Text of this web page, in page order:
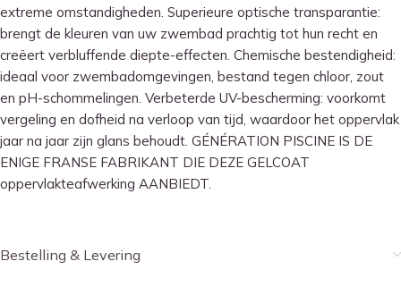
extreme omstandigheden. Superieure optische transparantie:
brengt de kleuren van uw zwembad prachtig tot hun recht en
creëert verbluffende diepte-effecten. Chemische bestendigheid:
ideaal voor zwembadomgevingen, bestand tegen chloor, zout
en pH-schommelingen. Verbeterde UV-bescherming: voorkomt
vergeling en dofheid na verloop van tijd, waardoor het oppervlak
jaar na jaar zijn glans behoudt. GÉNÉRATION PISCINE IS DE
ENIGE FRANSE FABRIKANT DIE DEZE GELCOAT
oppervlakteafwerking AANBIEDT.
Bestelling & Levering